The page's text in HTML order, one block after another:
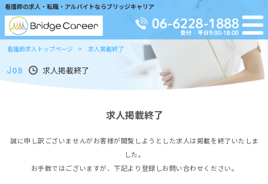
看護師の求人・転職・アルバイトならブリッジキャリア
看護師求人トップページ 求人掲載終了
求人掲載終了
求人掲載終了
誠に申し訳ございませんがお客様が閲覧しようとした求人は掲載を終了いたしま
した。
お手数ではございますが、下記より登録しお問い合わせください。